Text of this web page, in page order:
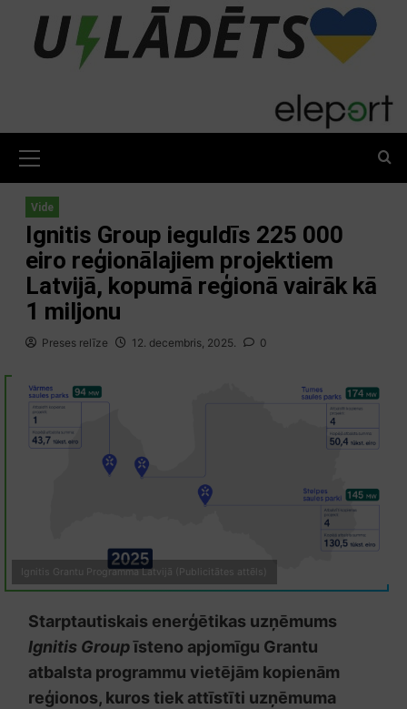
content
Menu
Vide
Ignitis Group ieguldīs 225 000
eiro reģionālajiem projektiem
Latvijā, kopumā reģionā vairāk kā
1 miljonu
Preses relīze 12. decembris, 2025. 0
Ignitis Grantu Programma Latvijā (Publicitātes attēls)
Starptautiskais enerģētikas uzņēmums
Ignitis Groupīsteno apjomīgu Grantu
atbalsta programmu vietējām kopienām
reģionos, kuros tiek attīstīti uzņēmuma